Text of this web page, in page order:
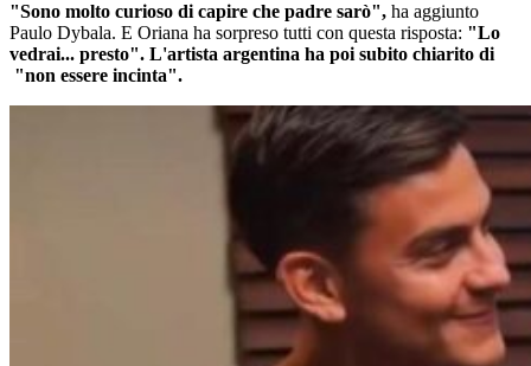
"Sono molto curioso di capire che padre sarò", ha aggiunto
Paulo Dybala. E Oriana ha sorpreso tutti con questa risposta: "Lo
vedrai... presto". L'artista argentina ha poi subito chiarito di
"non essere incinta".